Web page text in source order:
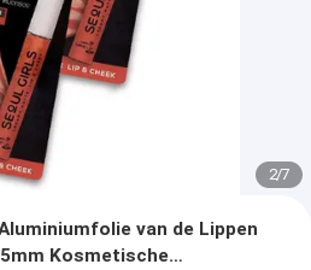
2/7
van de Lippen
Kosmetische